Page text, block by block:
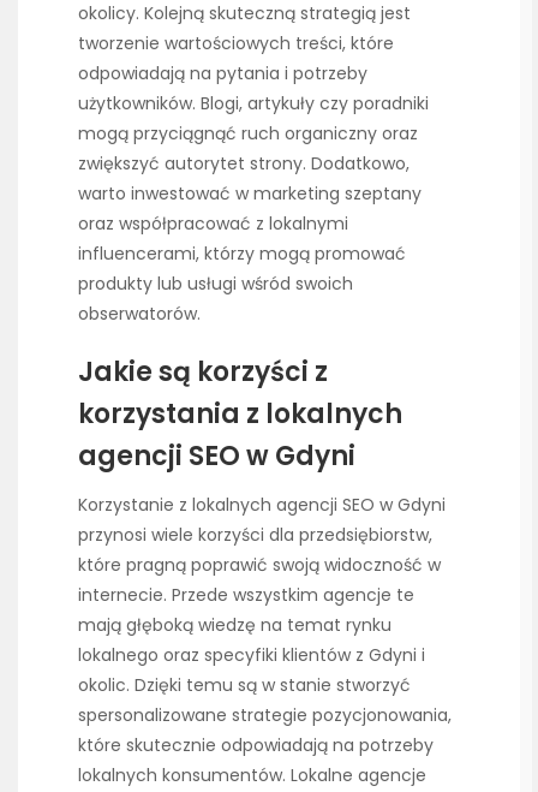
okolicy. Kolejną skuteczną strategią jest
tworzenie wartościowych treści, które
odpowiadają na pytania i potrzeby
użytkowników. Blogi, artykuły czy poradniki
mogą przyciągnąć ruch organiczny oraz
zwiększyć autorytet strony. Dodatkowo,
warto inwestować w marketing szeptany
oraz współpracować z lokalnymi
influencerami, którzy mogą promować
produkty lub usługi wśród swoich
obserwatorów.
Jakie są korzyści z
korzystania z lokalnych
agencji SEO w Gdyni
Korzystanie z lokalnych agencji SEO w Gdyni
przynosi wiele korzyści dla przedsiębiorstw,
które pragną poprawić swoją widoczność w
internecie. Przede wszystkim agencje te
mają głęboką wiedzę na temat rynku
lokalnego oraz specyfiki klientów z Gdyni i
okolic. Dzięki temu są w stanie stworzyć
spersonalizowane strategie pozycjonowania,
które skutecznie odpowiadają na potrzeby
lokalnych konsumentów. Lokalne agencje